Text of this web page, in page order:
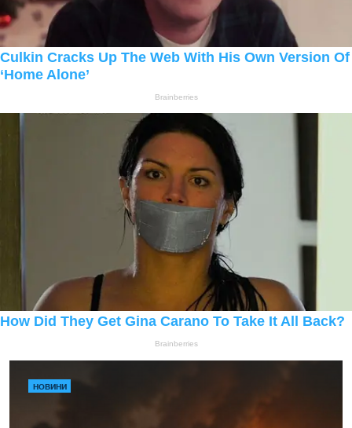
НОВИНИ